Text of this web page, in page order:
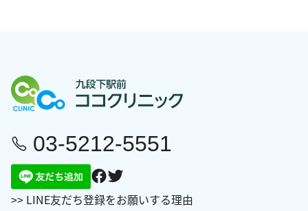
03-5212-5551
>> LINE友だち登録をお願いする理由